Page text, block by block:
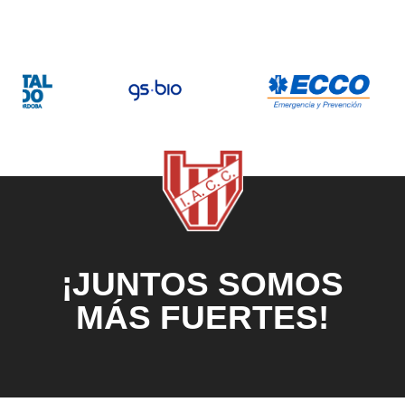
¡JUNTOS SOMOS
MÁS FUERTES!